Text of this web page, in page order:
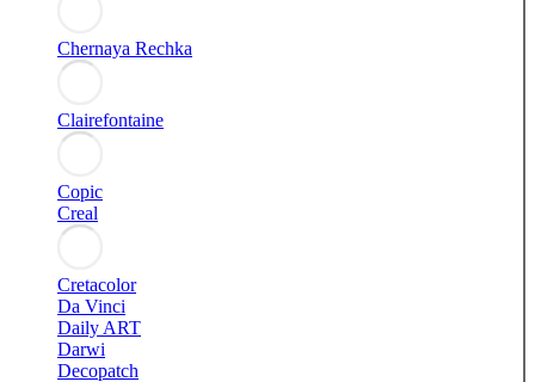
Chernaya Rechka
Clairefontaine
Copic
Creal
Cretacolor
Da Vinci
Daily ART
Darwi
Decopatch